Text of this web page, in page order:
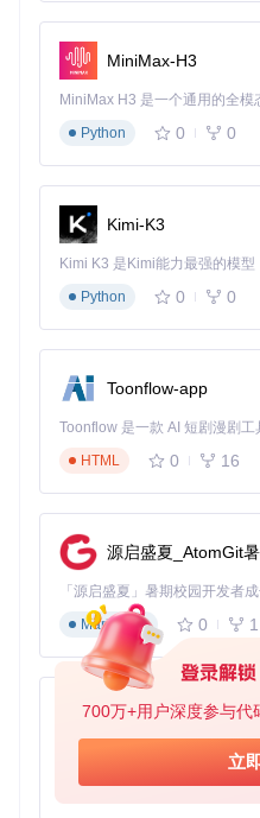
700万+用户深度参与代
立
s-and-tools/blob/
65a4/VSCode Agent/
配置工具调用能力
入工具定义文件：
工具。根据项目需求，你还
e.com/GitHub_Trending/v0s/
复杂的工具配置。
AI Agent工具配置界面，显示
统访问权限，但不要授予不必
构建工作流节点
创建基本工作流，包含以下关
触发节点：设置HTTP端
输入处理：配置文件上传
提示词节点：关联导入的
模型选择
：根据需求选择
输出格式化
：设置JSON
解决AI Agent开发的
MiniMax-H3
Python
0 0
Kimi-K3
Python
0 0
Toonflow-app
HTML
0 16
源启盛夏_AtomGit
Markdown
0 1
AionUi
TypeScript
0 6